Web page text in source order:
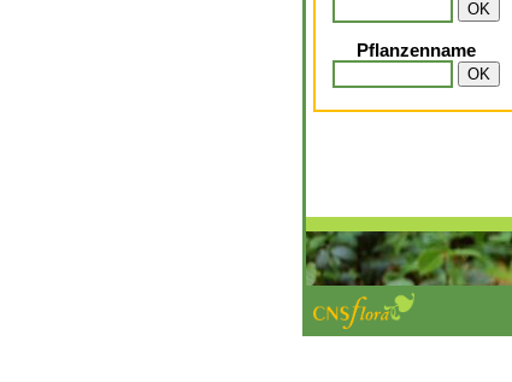
Pflanzenname